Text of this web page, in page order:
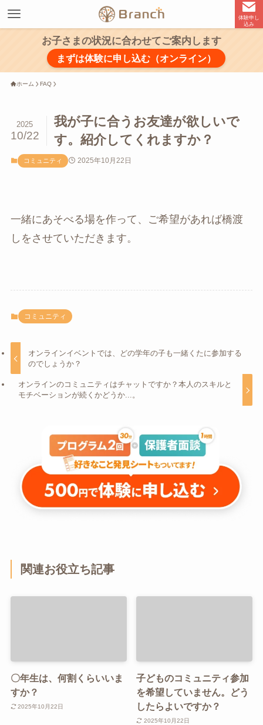
体験申し
込み
お子さまの状況に合わせてご案内します
まずは体験に申し込む（オンライン）
ホーム FAQ
我が子に合うお友達が欲しいで
す。紹介してくれますか？
2025
10/22
コミュニティ 2025年10月22日
一緒にあそべる場を作って、ご希望があれば橋渡
しをさせていただきます。
コミュニティ
オンラインイベントでは、どの学年の子も一緒くたに参加する
のでしょうか？
オンラインのコミュニティはチャットですか？本人のスキルと
モチベーションが続くかどうか...。
関連お役立ち記事
〇年生は、何割くらいいま
すか？
2025年10月22日
子どものコミュニティ参加
を希望していません。どう
したらよいですか？
2025年10月22日